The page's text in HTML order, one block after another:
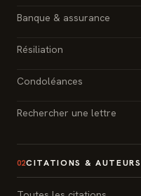
Banque & assurance
Résiliation
Condoléances
Rechercher une lettre
02CITATIONS & AUTEURS